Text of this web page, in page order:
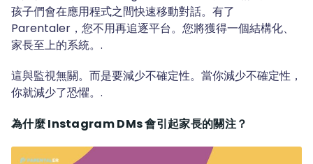
孩子們會在應用程式之間快速移動對話。有了
Parentaler，您不用再追逐平台。您將獲得一個結構化、
家長至上的系統。.
這與監視無關。而是要減少不確定性。當你減少不確定性，
你就減少了恐懼。.
為什麼 Instagram DMs 會引起家長的關注？